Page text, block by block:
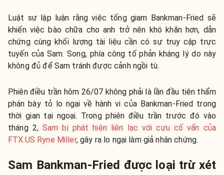
Luật sư lập luận rằng việc tống giam Bankman-Fried sẽ
khiến việc bào chữa cho anh trở nên khó khăn hơn, dẫn
chứng cùng khối lượng tài liệu cần có sự truy cập trực
tuyến của Sam. Song, phía công tố phản kháng lý do này
không đủ để Sam tránh được cảnh ngồi tù.
Phiên điều trần hôm 26/07 không phải là lần đầu tiên thẩm
phán bày tỏ lo ngại về hành vi của Bankman-Fried trong
thời gian tại ngoại. Trong phiên điều trần trước đó vào
tháng 2,Sam bị phát hiện liên lạc với cựu cố vấn của
FTX.US Ryne Miller, gây ra lo ngại làm giả nhân chứng.
Sam Bankman-Fried được loại trừ xét